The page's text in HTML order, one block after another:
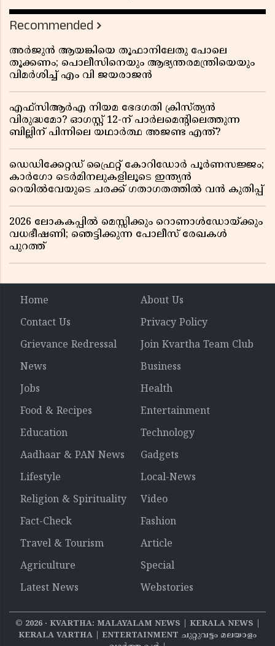
Recommended
അർജുൻ ആയങ്കിയെ തൂഫാനിലേതു പോലെ
തൂക്കണം; പൊലീസിനെയും ആഭ്യന്തരമന്ത്രിയെയും
വിമർശിച്ച് എം വി ജയരാജൻ
എഫ്സിആർഎ നിയമ ഭേദഗതി ക്രിസ്ത്യൻ
വിരുദ്ധമോ? ഓഗസ്റ്റ് 12-ന് പാർലമെന്റിലെത്തുന്ന
ബില്ലിന് പിന്നിലെ യഥാർത്ഥ അജണ്ട എന്ത്?
ഡെഡിക്കേറ്റഡ് ഫ്രൈറ്റ് കോറിഡോർ പൂർണസജ്ജം;
കാർഗോ ടെർമിനലുകളിലൂടെ ഇന്ത്യൻ
റെയിൽവേയുടെ ചരക്ക് ഗതാഗതത്തിൽ വൻ കുതിപ്പ്
2026 ലോകകപ്പിൽ മെസ്സിക്കും റൊണാൾഡോയ്ക്കും
വധഭീഷണി; ഞെട്ടിക്കുന്ന പോലീസ് രേഖകൾ
പുറത്ത്
Home
About Us
Contact Us
Privacy Policy
Grievance Redressal
Join Kvartha Team Club
News
Business
Jobs
Health
Food & Recipes
Entertainment
Education
Technology
Aadhaar & PAN News
Gadgets
Lifestyle
Local-News
Religion & Spirituality
Video
Fact-Check
Fashion
Travel & Tourism
Article
Agriculture
Special
Latest News
Webstories
© 2026‧ KVARTHA: MALAYALAM NEWS | KERALA NEWS |
KERALA VARTHA | ENTERTAINMENT ചുറ്റുവട്ടം മലയാളം